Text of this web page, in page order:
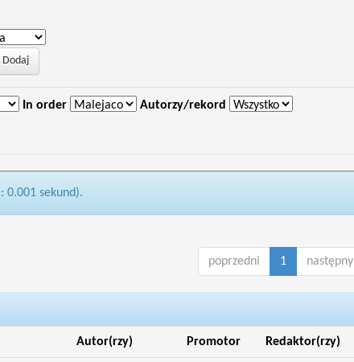
In order Autorzy/rekord
0.001 sekund).
poprzedni 1 następny
Autor(rzy) Promotor Redaktor(rzy)